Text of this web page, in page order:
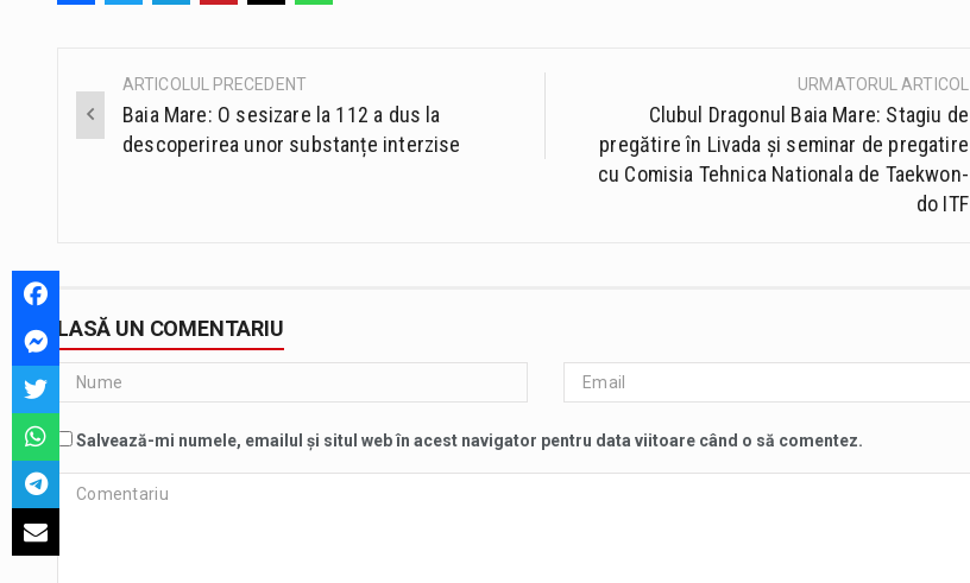
Post
navigation
ARTICOLUL PRECEDENT
Baia Mare: O sesizare la 112 a dus la
descoperirea unor substanțe interzise
URMATORUL ARTICOL
Clubul Dragonul Baia Mare: Stagiu de
pregătire în Livada și seminar de pregatire
cu Comisia Tehnica Nationala de Taekwon-
do ITF
LASĂ UN COMENTARIU
Salvează-mi numele, emailul și situl web în acest navigator pentru data viitoare când o să comentez.